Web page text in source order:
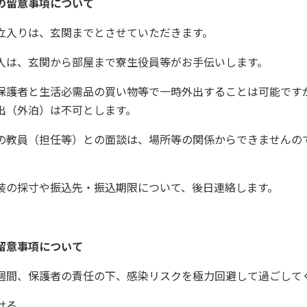
りは、玄関までとさせていただきます。
、玄関から部屋まで寮生役員等がお手伝いします。
護者と生活必需品の買い物等で一時外出することは可能です
外泊）は不可とします。
教員（担任等）との面談は、場所等の関係からできませんの
採寸や振込先・振込期限について、後日連絡します。
意事項について
間、保護者の責任の下、感染リスクを極力回避して過ごして